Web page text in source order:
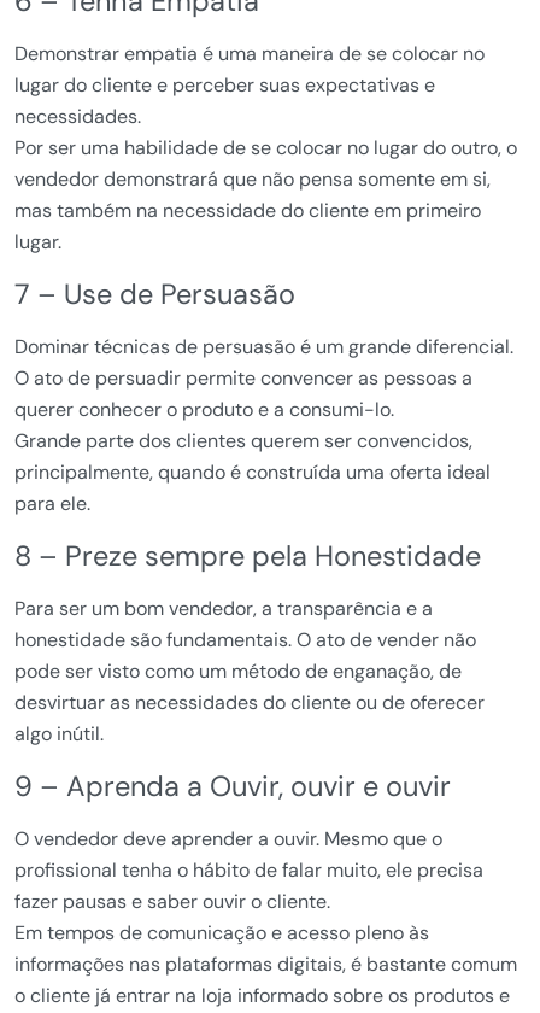
Demonstrar empatia é uma maneira de se colocar no
lugar do cliente e perceber suas expectativas e
necessidades.
Por ser uma habilidade de se colocar no lugar do outro, o
vendedor demonstrará que não pensa somente em si,
mas também na necessidade do cliente em primeiro
lugar.
7 – Use de Persuasão
Dominar técnicas de persuasão é um grande diferencial.
O ato de persuadir permite convencer as pessoas a
querer conhecer o produto e a consumi-lo.
Grande parte dos clientes querem ser convencidos,
principalmente, quando é construída uma oferta ideal
para ele.
8 – Preze sempre pela Honestidade
Para ser um bom vendedor, a transparência e a
honestidade são fundamentais. O ato de vender não
pode ser visto como um método de enganação, de
desvirtuar as necessidades do cliente ou de oferecer
algo inútil.
9 – Aprenda a Ouvir, ouvir e ouvir
O vendedor deve aprender a ouvir. Mesmo que o
profissional tenha o hábito de falar muito, ele precisa
fazer pausas e saber ouvir o cliente.
Em tempos de comunicação e acesso pleno às
informações nas plataformas digitais, é bastante comum
o cliente já entrar na loja informado sobre os produtos e